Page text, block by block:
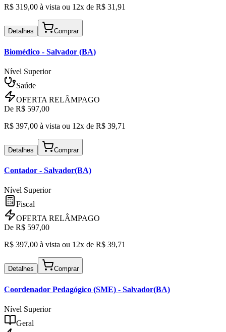
R$ 319,00 à vista ou 12x de R$ 31,91
Detalhes Comprar
Biomédico - Salvador (BA)
Nível Superior
Saúde
OFERTA RELÂMPAGO
De R$ 597,00
R$ 397,00 à vista ou 12x de R$ 39,71
Detalhes Comprar
Contador - Salvador(BA)
Nível Superior
Fiscal
OFERTA RELÂMPAGO
De R$ 597,00
R$ 397,00 à vista ou 12x de R$ 39,71
Detalhes Comprar
Coordenador Pedagógico (SME) - Salvador(BA)
Nível Superior
Geral